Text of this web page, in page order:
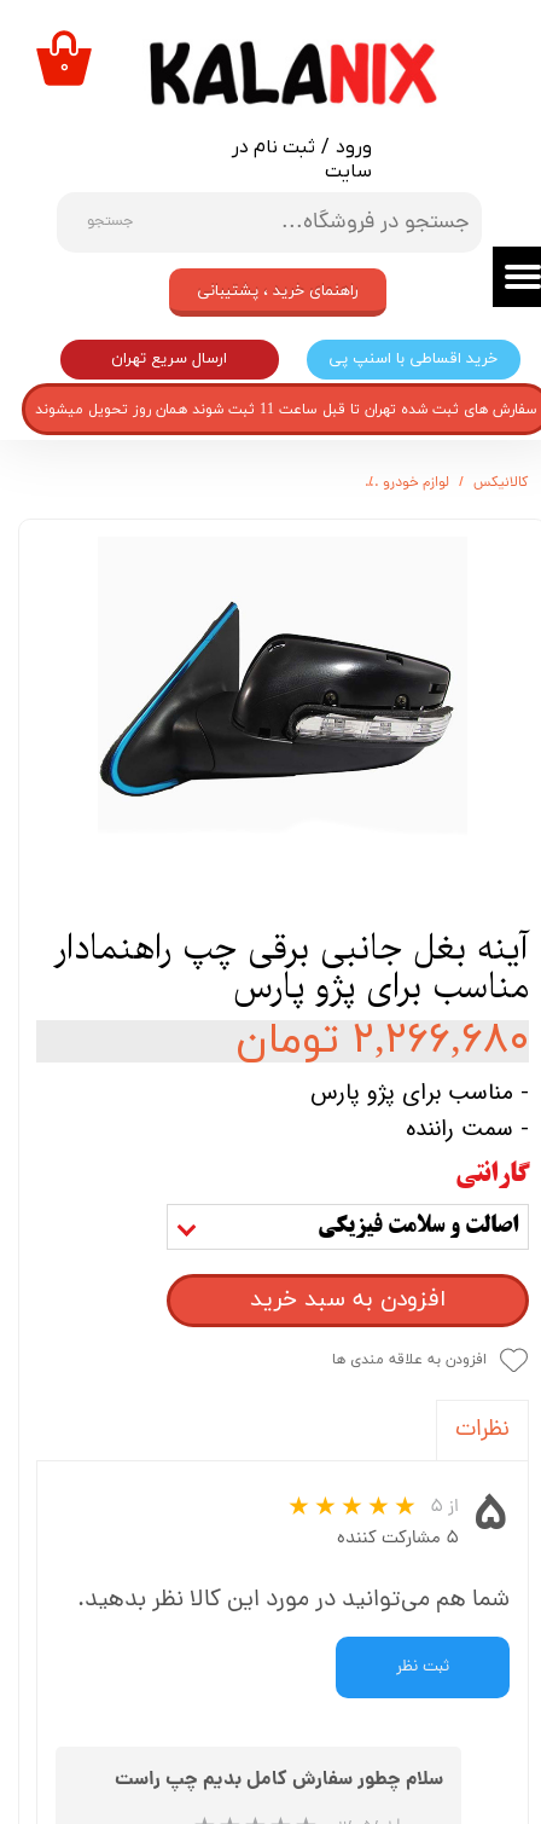
جستجو
ورود / ثبت نام در
سایت
حساب کاربری من
تغییر گذر واژه
خروج از حساب کاربری
۰
خرید اقساطی با اسنپ پی ارسال سریع تهران
راهنمای خرید ، پشتیبانی
سفارش های ثبت شده تهران تا قبل ساعت 11 ثبت شوند همان روز تحویل میشوند
کالانیکس لوازم خودرو
آینه بغل جانبی برقی چپ راهنمادار
مناسب برای پژو پارس
۲,۲۶۶,۶۸۰ تومان
- مناسب برای پژو پارس
- سمت راننده
گارانتی
اصالت و سلامت فیزیکی
افزودن به سبد خرید
افزودن به علاقه مندی ها
نظرات
۵ از ۵
۵ مشارکت کننده
شما هم می‌توانید در مورد این کالا نظر بدهید.
ثبت نظر
سلام چطور سفارش کامل بدیم چپ راست